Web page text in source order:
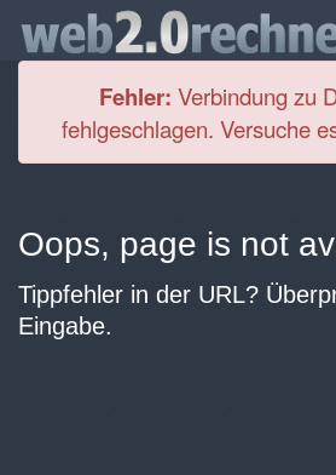
Fehler: Verbindung zu
fehlgeschlagen. Versuche
Oops, page is not
Tippfehler in der URL?
Eingabe.